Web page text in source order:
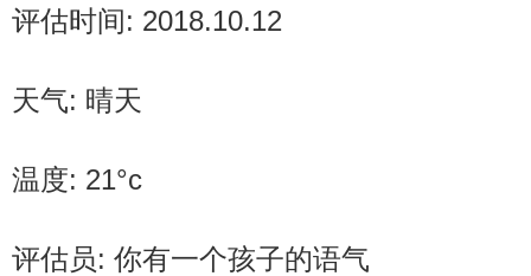
评估时间: 2018.10.12
天气: 晴天
温度: 21°c
评估员: 你有一个孩子的语气